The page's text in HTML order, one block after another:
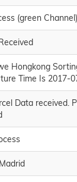
(green Channel)
Hongkong
Time Is 2017-
Data received.